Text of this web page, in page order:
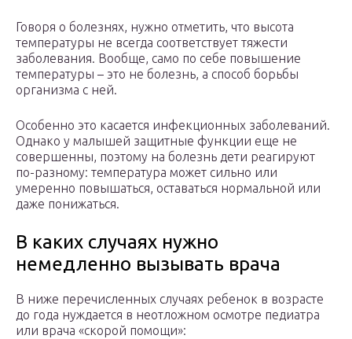
Говоря о болезнях, нужно отметить, что высота
температуры не всегда соответствует тяжести
заболевания. Вообще, само по себе повышение
температуры – это не болезнь, а способ борьбы
организма с ней.
Особенно это касается инфекционных заболеваний.
Однако у малышей защитные функции еще не
совершенны, поэтому на болезнь дети реагируют
по-разному: температура может сильно или
умеренно повышаться, оставаться нормальной или
даже понижаться.
В каких случаях нужно
немедленно вызывать врача
В ниже перечисленных случаях ребенок в возрасте
до года нуждается в неотложном осмотре педиатра
или врача «скорой помощи»: